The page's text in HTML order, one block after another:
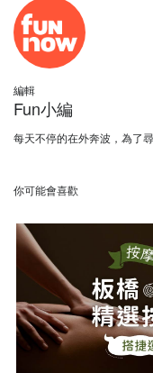
編輯
Fun小編
每天不停的在外奔波，為了
你可能會喜歡